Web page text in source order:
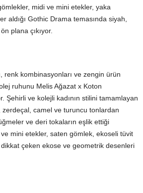
midi ve mini etekler, yaka
aldığı Gothic Drama temasında siyah,
plana çıkıyor.
Academia”
renk kombinasyonları ve zengin ürün
ruhunu Melis Ağazat x Koton
Şehirli ve kolejli kadının stilini tamamlayan
camel ve turuncu tonlardan
ve deri tokaların eşlik ettiği
mini etekler, saten gömlek, ekoseli tüvit
çeken ekose ve geometrik desenleri